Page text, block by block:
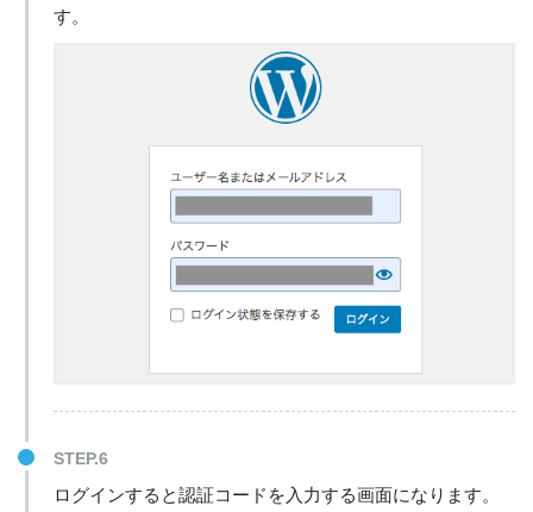
す。
STEP.6
ログインすると認証コードを入力する画面になります。